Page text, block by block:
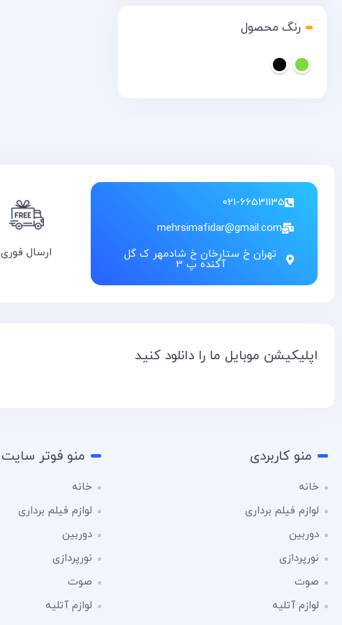
رنگ محصول
021-66531135
mehrsimafidar@gmail.com
تهران خ ستارخان خ شادمهر ک گل
آکنده پ 3
ارسال فوری
اپلیکیشن موبایل ما را دانلود کنید
منو کاربردی
خانه
لوازم فیلم برداری
دوربین
نورپردازی
صوت
لوازم آتلیه
منو فوتر سایت
خانه
لوازم فیلم برداری
دوربین
نورپردازی
صوت
لوازم آتلیه